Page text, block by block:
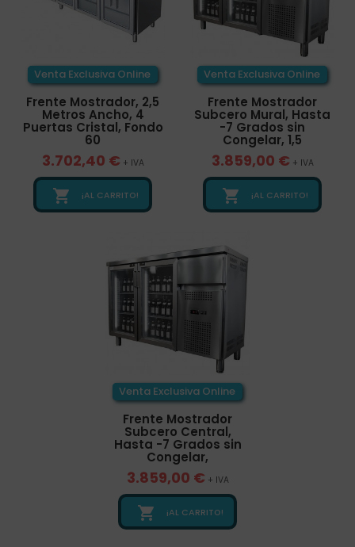
Venta Exclusiva Online
Frente Mostrador, 2,5
Metros Ancho, 4
Puertas Cristal, Fondo
60
3.702,40 € + IVA
 ¡AL CARRITO!
Venta Exclusiva Online
Frente Mostrador
Subcero Mural, Hasta
-7 Grados sin
Congelar, 1,5
3.859,00 € + IVA
 ¡AL CARRITO!
Venta Exclusiva Online
Frente Mostrador
Subcero Central,
Hasta -7 Grados sin
Congelar,
3.859,00 € + IVA
 ¡AL CARRITO!